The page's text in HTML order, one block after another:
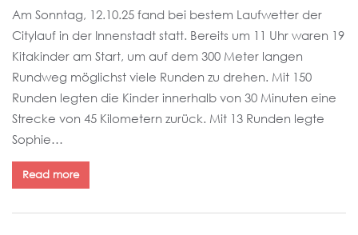
Am Sonntag, 12.10.25 fand bei bestem Laufwetter der
Citylauf in der Innenstadt statt. Bereits um 11 Uhr waren 19
Kitakinder am Start, um auf dem 300 Meter langen
Rundweg möglichst viele Runden zu drehen. Mit 150
Runden legten die Kinder innerhalb von 30 Minuten eine
Strecke von 45 Kilometern zurück. Mit 13 Runden legte
Sophie…
Read more